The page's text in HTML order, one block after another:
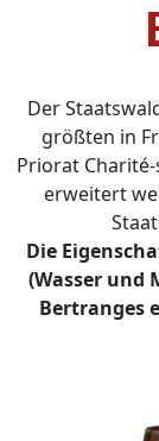
Der
größten in
Priorat
erweitert
Die
(Wasser und
Bertranges